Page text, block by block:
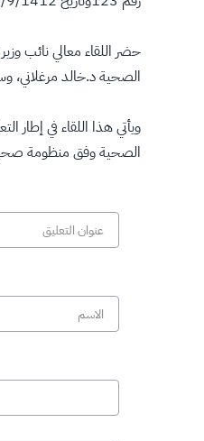
حضر اللقاء معالي نائب
الصحية د.خالد مرغلاني،
ويأتي هذا اللقاء في
الصحية وفق منظومة